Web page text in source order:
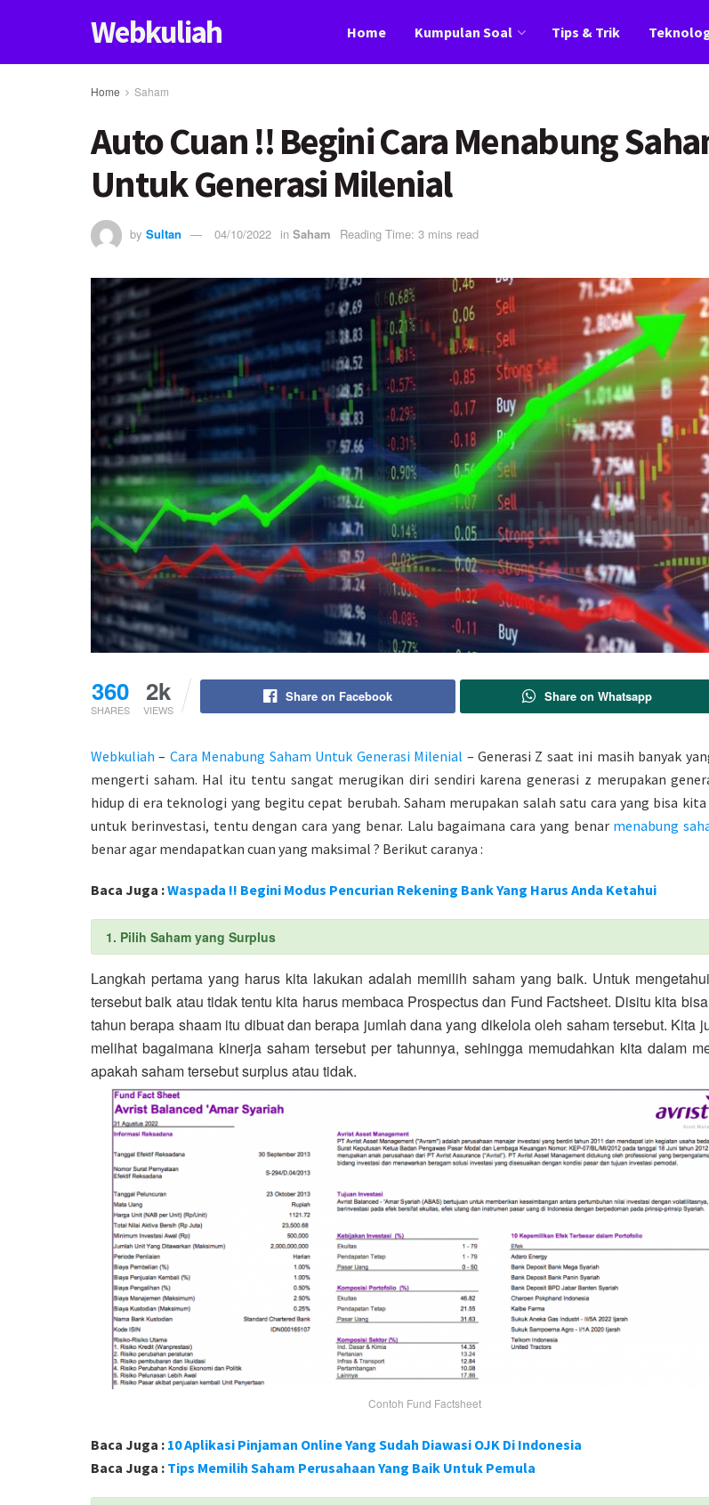
Webkuliah Home Kumpulan Soal Tips & Trik
Home Saham
Auto Cuan !! Begini Cara Menabung
Untuk Generasi Milenial
by Sultan 04/10/2022 in Saham Reading Time: 3 mins read
360
SHARES
2k
VIEWS
Share on Facebook Share on Whatsapp
Webkuliah – Cara Menabung Saham Untuk Generasi Milenial – Generasi Z saat ini masih banyak
mengerti saham. Hal itu tentu sangat merugikan diri sendiri karena generasi z merupakan
hidup di era teknologi yang begitu cepat berubah. Saham merupakan salah satu cara yang bisa
untuk berinvestasi, tentu dengan cara yang benar. Lalu bagaimana cara yang benar menabung
benar agar mendapatkan cuan yang maksimal ? Berikut caranya :
Baca Juga :Waspada !! Begini Modus Pencurian Rekening Bank Yang Harus Anda Ketahui
1. Pilih Saham yang Surplus
Langkah pertama yang harus kita lakukan adalah memilih saham yang baik. Untuk
tersebut baik atau tidak tentu kita harus membaca Prospectus dan Fund Factsheet. Disitu kita
tahun berapa shaam itu dibuat dan berapa jumlah dana yang dikelola oleh saham tersebut. Kita
melihat bagaimana kinerja saham tersebut per tahunnya, sehingga memudahkan kita dalam
apakah saham tersebut surplus atau tidak.
Contoh Fund Factsheet
Baca Juga : 10 Aplikasi Pinjaman Online Yang Sudah Diawasi OJK Di Indonesia
Baca Juga : Tips Memilih Saham Perusahaan Yang Baik Untuk Pemula